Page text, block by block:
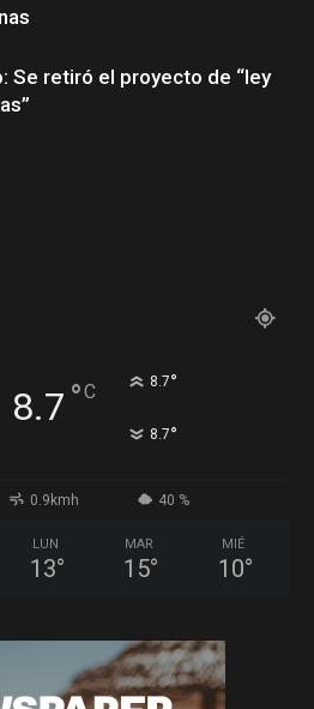
Se retiró el proyecto de “ley
8.7 °C 8.7°
8.7°
0.9kmh 40 %
LUN
13°
MAR
15°
MIÉ
10°